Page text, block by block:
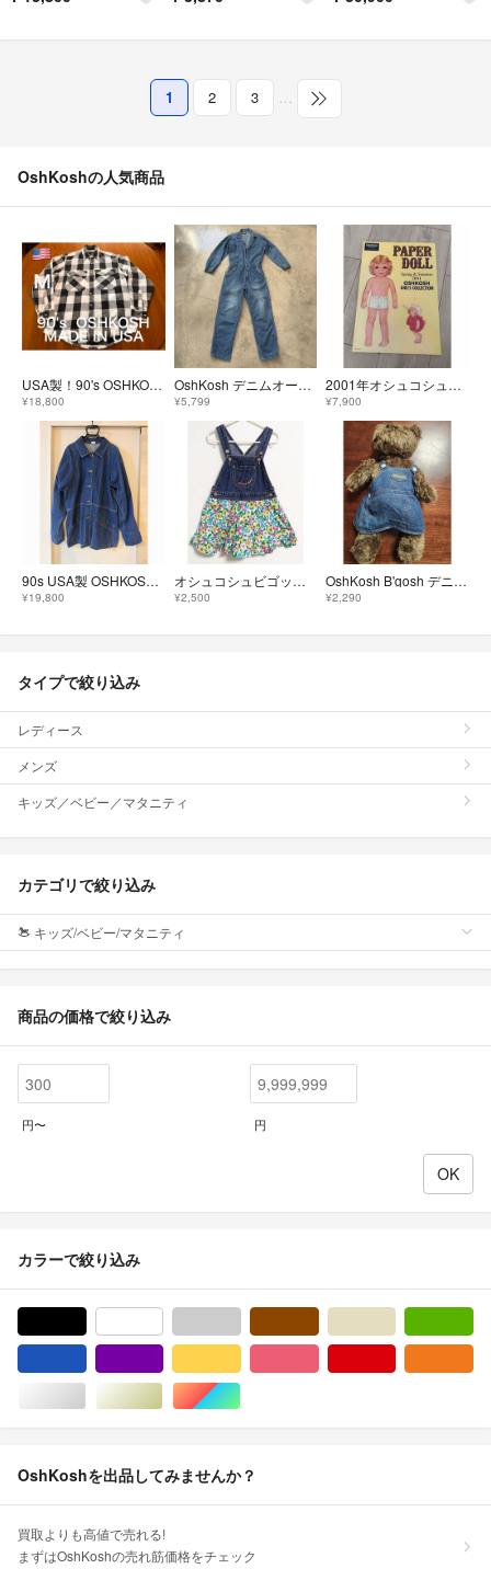
1 2 3 …
OshKoshの人気商品
USA製！90's OSHKOSH ブロックチェック ネルシャツ ヴィンテージ
¥18,800
OshKosh デニムオーバーオール S 美品
¥5,799
2001年オシュコシュ着せ替えヴィンテージ アンティーク ムチャチャ
¥7,900
90s USA製 OSHKOSH デニムカバーオール M ロサンゼルス古着
¥19,800
オシュコシュビゴッシュ☆デニム 花柄 切り替えジャンパースカート 100
¥2,500
OshKosh B'gosh デニムオーバーオール付き テディベア ぬいぐるみ
¥2,290
タイプで絞り込み
レディース
メンズ
キッズ／ベビー／マタニティ
カテゴリで絞り込み
キッズ/ベビー/マタニティ
商品の価格で絞り込み
円〜 円
カラーで絞り込み
シルバー/銀色系ゴールド/金色系マルチカラー
OshKoshを出品してみませんか？
買取よりも高値で売れる!
まずはOshKoshの売れ筋価格をチェック